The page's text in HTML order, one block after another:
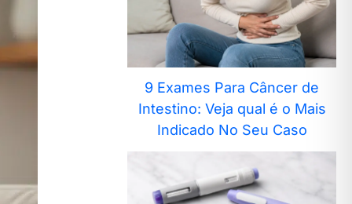
9 Exames Para Câncer de
Intestino: Veja qual é o Mais
Indicado No Seu Caso